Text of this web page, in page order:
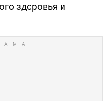
здоровья и